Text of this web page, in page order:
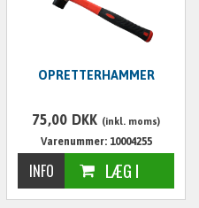
OPRETTERHAMMER
75,00 DKK (inkl. moms)
Varenummer: 10004255